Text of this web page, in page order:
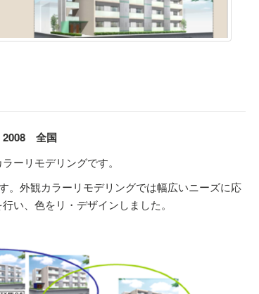
2008 全国
ーリモデリングです。
。外観カラーリモデリングでは幅広いニーズに応
い、色をリ・デザインしました。